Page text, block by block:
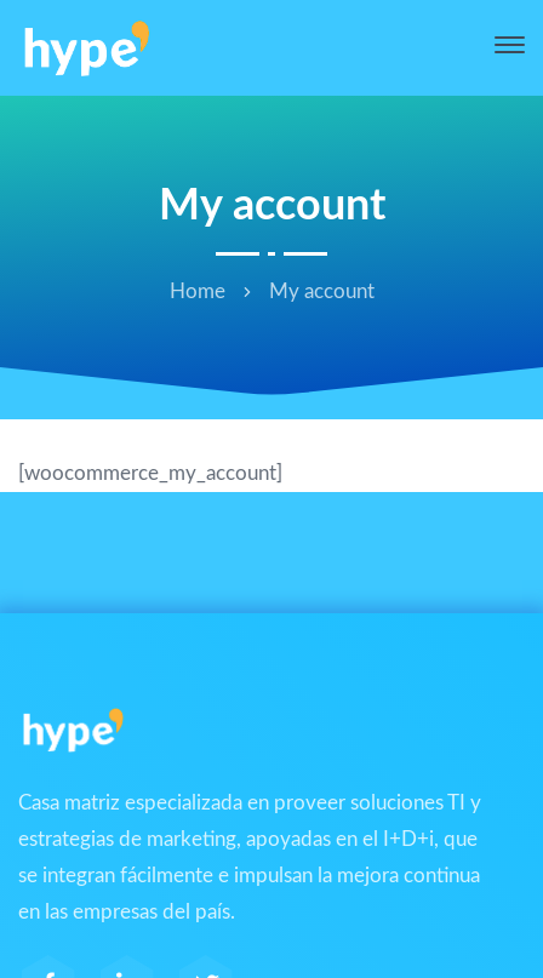
My account
Home My account
[woocommerce_my_account]
Casa matriz especializada en proveer soluciones TI y
estrategias de marketing, apoyadas en el I+D+i, que
se integran fácilmente e impulsan la mejora continua
en las empresas del país.